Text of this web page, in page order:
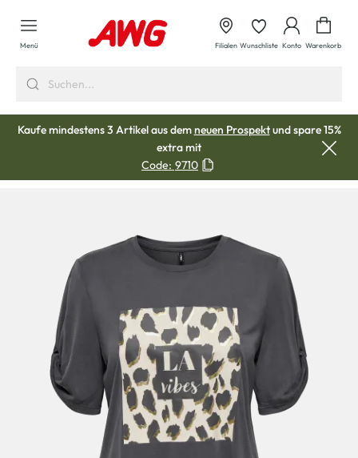
springen
Menü Filialen Wunschliste Konto Warenkorb
Kaufe mindestens 3 Artikel aus demneuen Prospektund spare 15%
extra mit
Code: 9710